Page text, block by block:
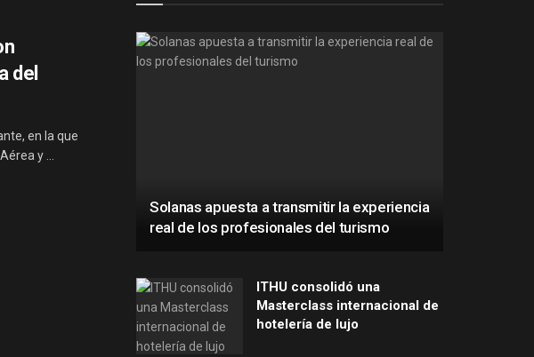
del
en la que
y ...
Solanas apuesta a transmitir la experiencia
real de los profesionales del turismo
ITHU consolidó una
Masterclass internacional de
hotelería de lujo